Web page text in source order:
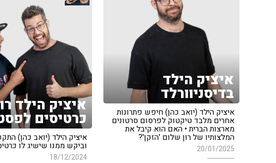
איציק הילד
בדיסניוורלד
איציק הילד (יואב כהן) חיפש פתרונות
אחרים מלבד טיקטוק לפרסום סרטונים
מארצות הברית • האם הוא קיבל את
המלצותיו של רון שלום 'הזקן'?
20/01/2025
איציק הילד
כרטיסים
איציק הילד (יואב כהן)
וביקש ממנו שישיג לו
18/12/2024